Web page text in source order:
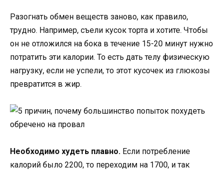
Разогнать обмен веществ заново, как правило,
трудно. Например, съели кусок торта и хотите. Чтобы
он не отложился на бока в течение 15-20 минут нужно
потратить эти калории. То есть дать телу физическую
нагрузку, если не успели, то этот кусочек из глюкозы
превратится в жир.
Необходимо худеть плавно. Если потребление
калорий было 2200, то переходим на 1700, и так